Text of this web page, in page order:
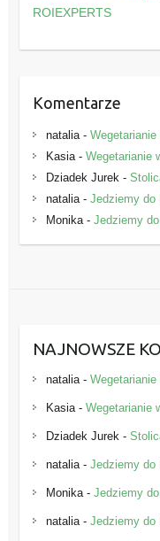
r
e
ROIEXPERTS
Komentarze
natalia- Wegetarianie
Kasia- Wegetarianie
Dziadek Jurek -
natalia- Jedziemy do
Monika- Jedziemy
NAJNOWSZE
natalia- Wegetarianie
Kasia- Wegetarianie
Dziadek Jurek -
natalia- Jedziemy do
Monika- Jedziemy
natalia- Jedziemy do